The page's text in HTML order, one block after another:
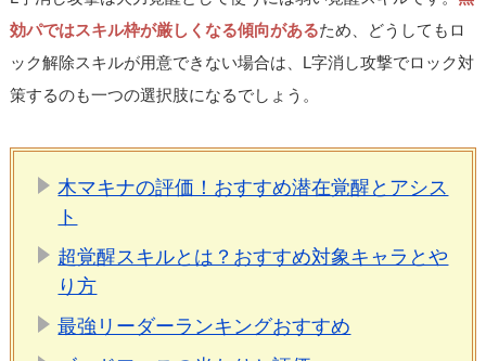
効パではスキル枠が厳しくなる傾向があるため、どうしてもロ
ック解除スキルが用意できない場合は、L字消し攻撃でロック対
策するのも一つの選択肢になるでしょう。
木マキナの評価！おすすめ潜在覚醒とアシス
ト
超覚醒スキルとは？おすすめ対象キャラとや
り方
最強リーダーランキングおすすめ